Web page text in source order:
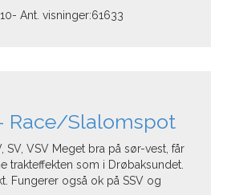
Ant. visninger:61633
Race/Slalomspot
SV, VSV Meget bra på sør-vest, får
trakteffekten som i Drøbaksundet.
Fungerer også ok på SSV og